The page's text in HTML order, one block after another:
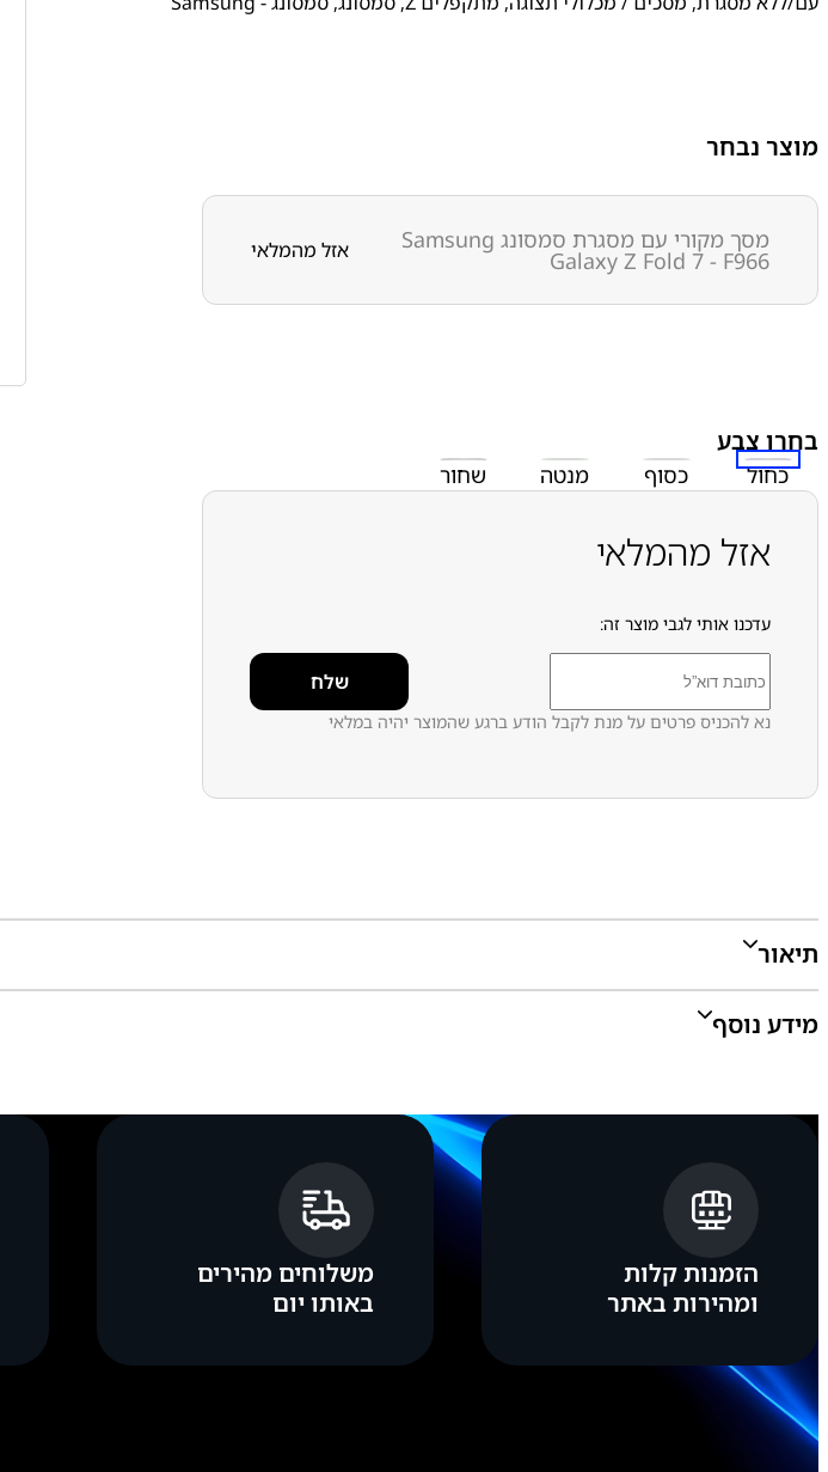
מוצר נבחר
מסך מקורי עם מסגרת סמסונג Samsung
Galaxy Z Fold 7 - F966 אזל מהמלאי
בחרו צבע
כחול כסוף מנטה שחור
אזל מהמלאי
עדכנו אותי לגבי מוצר זה:
נא להכניס פרטים על מנת לקבל הודע ברגע שהמוצר יהיה במלאי
תיאור
מידע נוסף
הזמנות קלות
ומהירות באתר
משלוחים מהירים
באותו יום